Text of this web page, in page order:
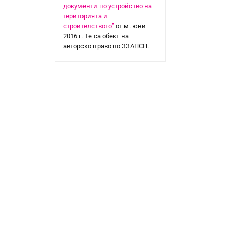
документи по устройство на
територията и
строителството” от м. юни
2016 г. Те са обект на
авторско право по ЗЗАПСП.